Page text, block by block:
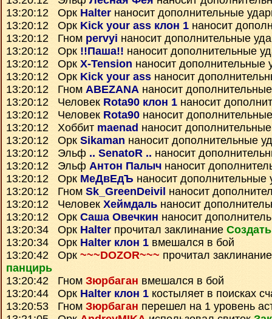
13:20:12 Орк Halter наносит дополнительные
13:20:12 Орк Kick your ass клон 1 наносит
13:20:12 Гном pervyi наносит дополнительные
13:20:12 Орк !!Паша!! наносит дополнительные
13:20:12 Орк X-Tension наносит дополнительные
13:20:12 Орк Kick your ass наносит
13:20:12 Гном ABEZANA наносит
13:20:12 Человек Rota90 клон 1 наносит
13:20:12 Человек Rota90 наносит
13:20:12 Хоббит maenad наносит
13:20:12 Орк Sikaman наносит дополнительные
13:20:12 Эльф .. SenatoR .. наносит
13:20:12 Эльф Антон Палыч наносит
13:20:12 Орк МеДвЕдЪ наносит дополнительные
13:20:12 Гном Sk_GreenDeivil наносит
13:20:12 Человек Хеймдаль наносит
13:20:12 Орк Саша Овечкин наносит
13:20:34 Орк Halter прочитал заклинание
13:20:34 Орк Halter клон 1 вмешался в бой
13:20:42 Орк ~~~DOZOR~~~ прочитал
панцирь
13:20:42 Гном Зюрбаган вмешался в бой
13:20:44 Орк Halter клон 1 костыляет в поисках
13:20:53 Гном Зюрбаган перешел на 1 уровень